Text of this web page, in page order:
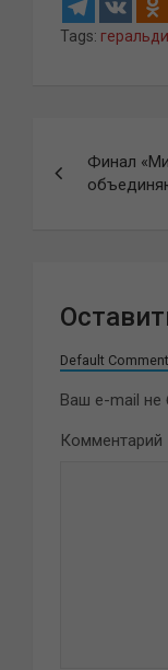
Tags:
по
Финал
Default
Ваш e-mail не
Комментарий